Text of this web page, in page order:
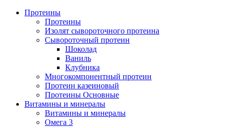
Протеины
Протеины
Изолят сывороточного протеина
Сывороточный протеин
Шоколад
Ваниль
Клубника
Многокомпонентный протеин
Протеин казеиновый
Протеины Основные
Витамины и минералы
Витамины и минералы
Омега 3